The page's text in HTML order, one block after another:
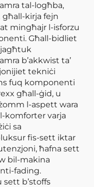
tal-logħba,
kirja fejn
mingħajr l-isforzu
Għall-bidliet
jagħtuk
b’akkwist ta’
tekniċi
fuq komponenti
għall-ġid, u
l-aspett wara
komforter varja
sa
fis-sett iktar
ħafna sett
bil-makina
fading.
b’stoffs